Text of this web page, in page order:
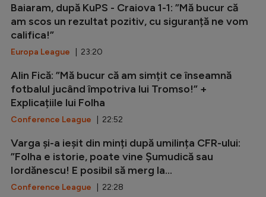
Baiaram, după KuPS - Craiova 1-1: ”Mă bucur că
am scos un rezultat pozitiv, cu siguranță ne vom
califica!”
Europa League | 23:20
Alin Fică: ”Mă bucur că am simțit ce înseamnă
fotbalul jucând împotriva lui Tromso!” +
Explicațiile lui Folha
Conference League | 22:52
Varga și-a ieșit din minți după umilința CFR-ului:
”Folha e istorie, poate vine Șumudică sau
Iordănescu! E posibil să merg la...
Conference League | 22:28